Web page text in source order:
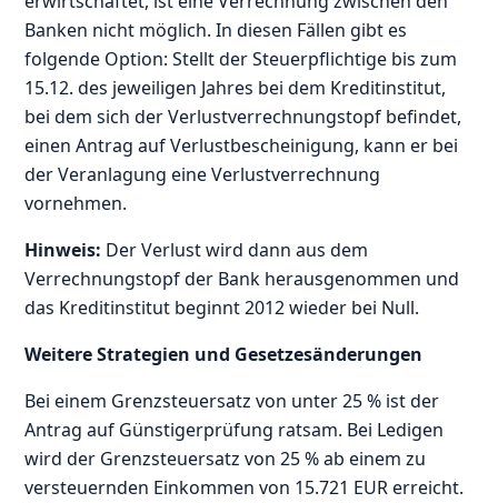
Banken nicht möglich. In diesen Fällen gibt es
folgende Option: Stellt der Steuerpflichtige bis zum
15.12. des jeweiligen Jahres bei dem Kreditinstitut,
bei dem sich der Verlustverrechnungstopf befindet,
einen Antrag auf Verlustbescheinigung, kann er bei
der Veranlagung eine Verlustverrechnung
vornehmen.
Hinweis: Der Verlust wird dann aus dem
Verrechnungstopf der Bank herausgenommen und
das Kreditinstitut beginnt 2012 wieder bei Null.
Weitere Strategien und Gesetzesänderungen
Bei einem Grenzsteuersatz von unter 25 % ist der
Antrag auf Günstigerprüfung ratsam. Bei Ledigen
wird der Grenzsteuersatz von 25 % ab einem zu
versteuernden Einkommen von 15.721 EUR erreicht.